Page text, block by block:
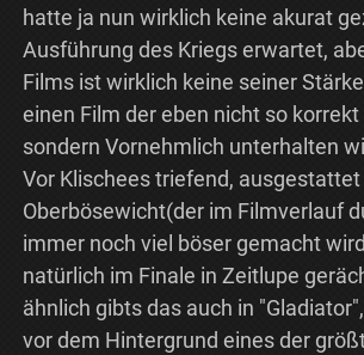
hatte ja nun wirklich keine akurat
Ausführung des Kriegs erwartet,
Films ist wirklich keine seiner
einen Film der eben nicht so
sondern Vornehmlich unterhalten
Vor Klischees triefend,
Oberbösewicht(der im Filmverlauf
immer noch viel böser gemacht
natürlich im Finale in Zeitlupe
ähnlich gibts das auch in
vor dem Hintergrund eines der